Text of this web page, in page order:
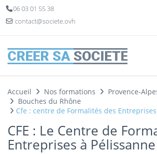
06 03 01 55 38
contact@societe.ovh
Accueil Nos formations
Provence-
Bouches du Rhône
Cfe : centre de Formalités des
CFE : Le Centre de
Entreprises à
Panneau de gestion des cookies